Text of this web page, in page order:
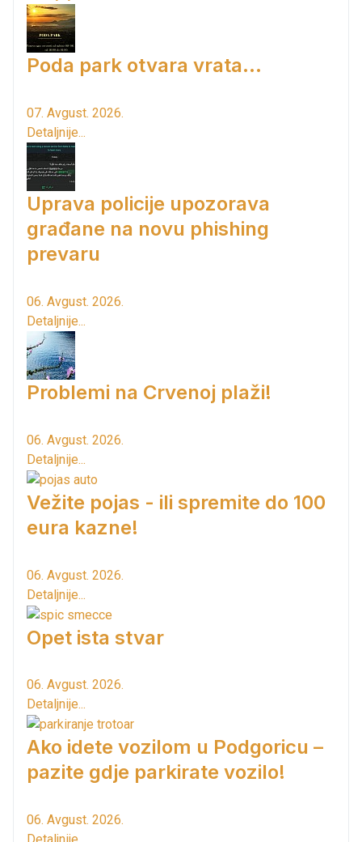
Poda park otvara vrata...
07. Avgust. 2026.
Detaljnije...
Uprava policije upozorava
građane na novu phishing
prevaru
06. Avgust. 2026.
Detaljnije...
Problemi na Crvenoj plaži!
06. Avgust. 2026.
Detaljnije...
Vežite pojas - ili spremite do 100
eura kazne!
06. Avgust. 2026.
Detaljnije...
Opet ista stvar
06. Avgust. 2026.
Detaljnije...
Ako idete vozilom u Podgoricu –
pazite gdje parkirate vozilo!
06. Avgust. 2026.